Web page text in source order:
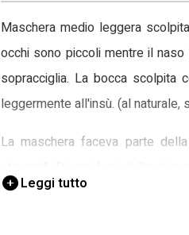
Maschera medio leggera
occhi sono piccoli mentre il
sopracciglia. La bocca
leggermente all'insù. (al naturale,
La maschera faceva parte
14/12/1971. Reg. n. 645. 9.6.1972.
Leggi tutto